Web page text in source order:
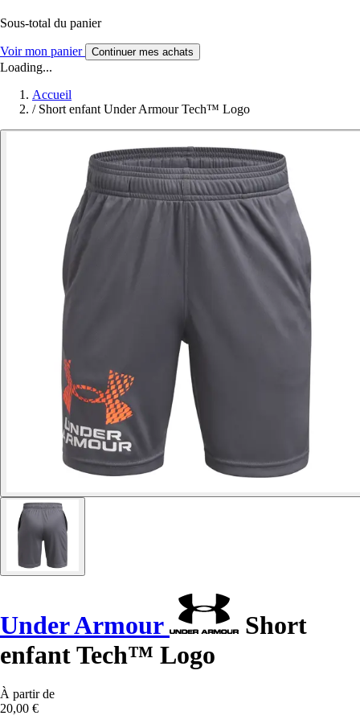
Sous-total du panier
Voir mon panier Continuer mes achats
Loading...
Accueil
/ Short enfant Under Armour Tech™ Logo
Under Armour
Short
enfant Tech™ Logo
À partir de
20,00 €